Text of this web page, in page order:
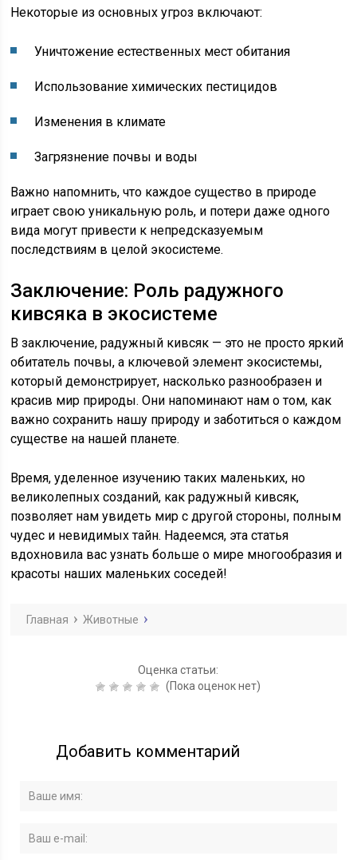
Некоторые из основных угроз включают:
Уничтожение естественных мест обитания
Использование химических пестицидов
Изменения в климате
Загрязнение почвы и воды
Важно напомнить, что каждое существо в природе
играет свою уникальную роль, и потери даже одного
вида могут привести к непредсказуемым
последствиям в целой экосистеме.
Заключение: Роль радужного
кивсяка в экосистеме
В заключение, радужный кивсяк — это не просто яркий
обитатель почвы, а ключевой элемент экосистемы,
который демонстрирует, насколько разнообразен и
красив мир природы. Они напоминают нам о том, как
важно сохранить нашу природу и заботиться о каждом
существе на нашей планете.
Время, уделенное изучению таких маленьких, но
великолепных созданий, как радужный кивсяк,
позволяет нам увидеть мир с другой стороны, полным
чудес и невидимых тайн. Надеемся, эта статья
вдохновила вас узнать больше о мире многообразия и
красоты наших маленьких соседей!
Главная Животные
Оценка статьи:
(Пока оценок нет)
Добавить комментарий